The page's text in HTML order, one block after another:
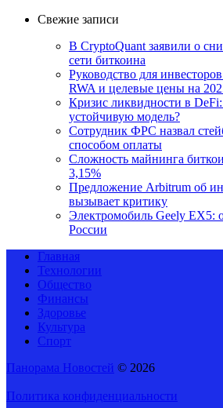
Свежие записи
В CryptoQuant заявили о
сети биткоина
Руководство для
RWA и целевые цены на
Кризис ликвидности в
устойчивую модель?
Сотрудник ФРС назвал
способом оплаты
Сложность майнинга
3,15%
Предложение Arbitrum об
вызывает критику
Электромобиль Geely EX5:
России
Главная
Технологии
Общество
Финансы
Здоровье
Культура
Спорт
Панорама Новостей © 2026
Политика конфиденциальности